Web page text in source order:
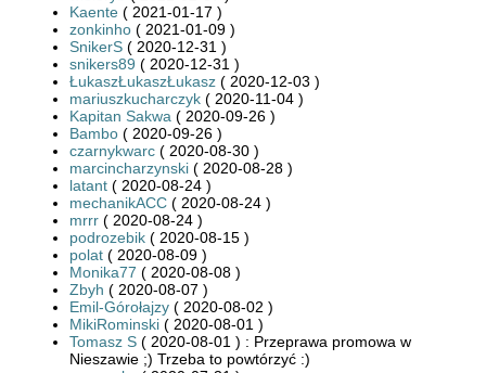
Kaente ( 2021-01-17 )
zonkinho ( 2021-01-09 )
SnikerS ( 2020-12-31 )
snikers89 ( 2020-12-31 )
ŁukaszŁukaszŁukasz ( 2020-12-03 )
mariuszkucharczyk ( 2020-11-04 )
Kapitan Sakwa ( 2020-09-26 )
Bambo ( 2020-09-26 )
czarnykwarc ( 2020-08-30 )
marcincharzynski ( 2020-08-28 )
latant ( 2020-08-24 )
mechanikACC ( 2020-08-24 )
mrrr ( 2020-08-24 )
podrozebik ( 2020-08-15 )
polat ( 2020-08-09 )
Monika77 ( 2020-08-08 )
Zbyh ( 2020-08-07 )
Emil-Górołajzy ( 2020-08-02 )
MikiRominski ( 2020-08-01 )
Tomasz S ( 2020-08-01 ) : Przeprawa promowa w
Nieszawie ;) Trzeba to powtórzyć :)